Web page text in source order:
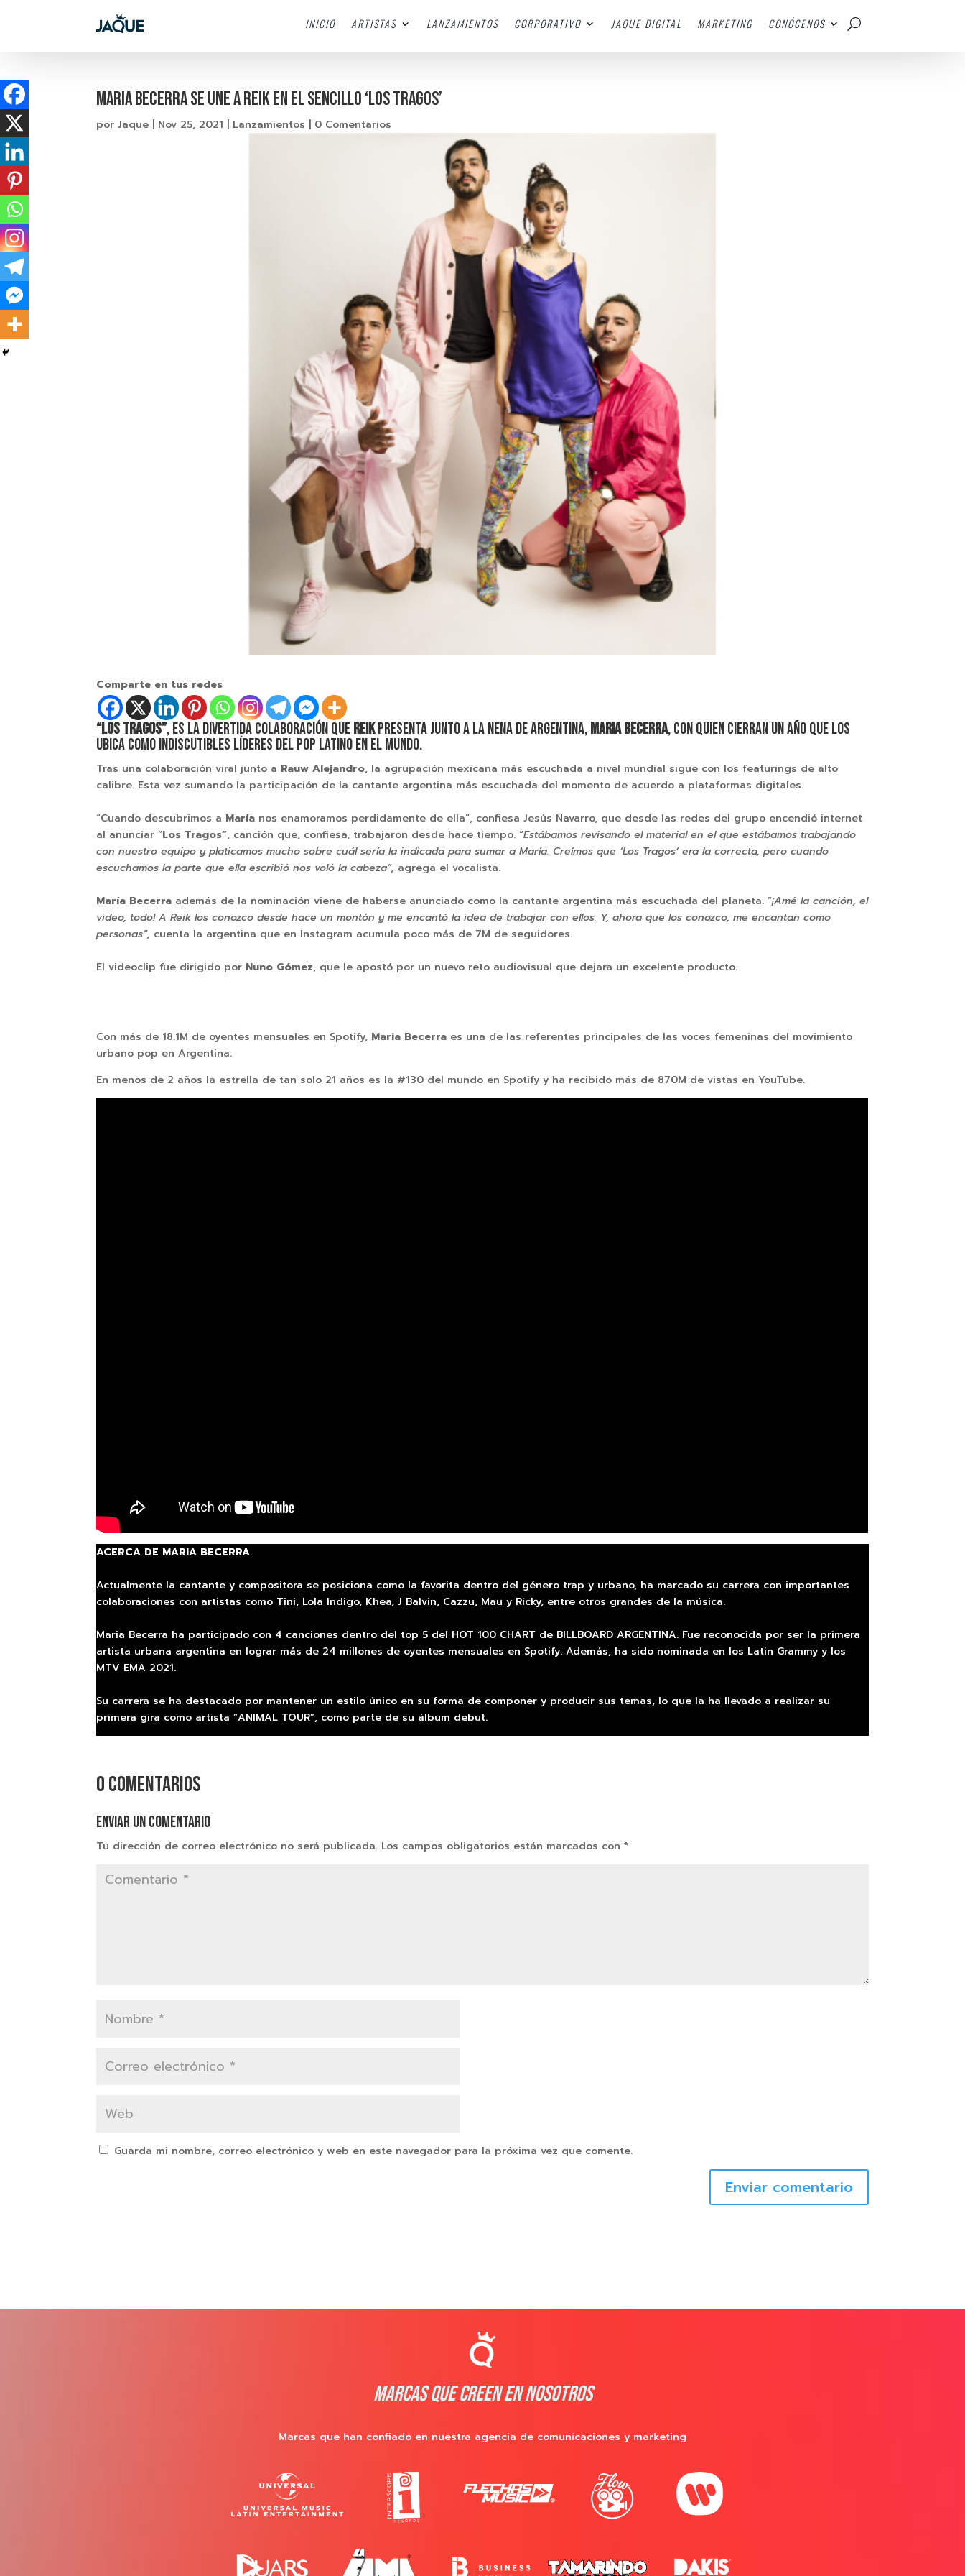
INICIO ARTISTAS LANZAMIENTOS CORPORATIVO JAQUE DIGITAL MARKETING CONÓCENOS
MARIA BECERRA SE UNE A REIK EN EL SENCILLO ‘LOS TRAGOS’
porJaque | Nov 25, 2021 | Lanzamientos | 0 Comentarios
Comparte en tus redes
“LOS TRAGOS”, es la divertida colaboración queReikpresenta junto a La Nena de Argentina,Maria Becerra, con quien cierran un año que los
ubica como indiscutibles líderes del pop latino en el mundo.
Tras una colaboración viral junto a Rauw Alejandro, la agrupación mexicana más escuchada a nivel mundial sigue con los featurings de alto
calibre. Esta vez sumando la participación de la cantante argentina más escuchada del momento de acuerdo a plataformas digitales.
“Cuando descubrimos a María nos enamoramos perdidamente de ella”, confiesa Jesús Navarro, que desde las redes del grupo encendió internet
al anunciar “Los Tragos”, canción que, confiesa, trabajaron desde hace tiempo. “Estábamos revisando el material en el que estábamos trabajando
con nuestro equipo y platicamos mucho sobre cuál sería la indicada para sumar a María. Creímos que ‘Los Tragos’ era la correcta, pero cuando
escuchamos la parte que ella escribió nos voló la cabeza”, agrega el vocalista.
María Becerra además de la nominación viene de haberse anunciado como la cantante argentina más escuchada del planeta. “¡Amé la canción, el
video, todo! A Reik los conozco desde hace un montón y me encantó la idea de trabajar con ellos. Y, ahora que los conozco, me encantan como
personas”, cuenta la argentina que en Instagram acumula poco más de 7M de seguidores.
El videoclip fue dirigido por Nuno Gómez, que le apostó por un nuevo reto audiovisual que dejara un excelente producto.
Con más de 18.1M de oyentes mensuales en Spotify, Maria Becerra es una de las referentes principales de las voces femeninas del movimiento
urbano pop en Argentina.
En menos de 2 años la estrella de tan solo 21 años es la #130 del mundo en Spotify y ha recibido más de 870M de vistas en YouTube.
ACERCA DE MARIA BECERRA
Actualmente la cantante y compositora se posiciona como la favorita dentro del género trap y urbano, ha marcado su carrera con importantes
colaboraciones con artistas como Tini, Lola Indigo, Khea, J Balvin, Cazzu, Mau y Ricky, entre otros grandes de la música.
Maria Becerra ha participado con 4 canciones dentro del top 5 del HOT 100 CHART de BILLBOARD ARGENTINA. Fue reconocida por ser la primera
artista urbana argentina en lograr más de 24 millones de oyentes mensuales en Spotify. Además, ha sido nominada en los Latin Grammy y los
MTV EMA 2021.
Su carrera se ha destacado por mantener un estilo único en su forma de componer y producir sus temas, lo que la ha llevado a realizar su
primera gira como artista “ANIMAL TOUR”, como parte de su álbum debut.
0 comentarios
Enviar un comentario
Tu dirección de correo electrónico no será publicada. Los campos obligatorios están marcados con*
Guarda mi nombre, correo electrónico y web en este navegador para la próxima vez que comente.
Enviar comentario
MARCAS QUE CREEN EN NOSOTROS
Marcas que han confiado en nuestra agencia de comunicaciones y marketing